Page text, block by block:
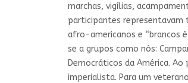
marchas, vigílias,
participantes representavam
afro-americanos e “brancos
se a grupos como nós:
Democráticos da América.
imperialista. Para um